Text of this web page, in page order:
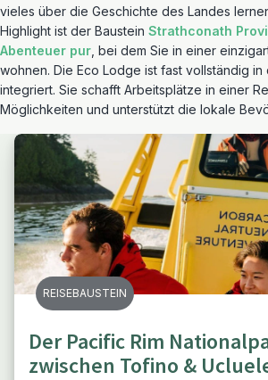
vieles über die Geschichte des Landes
Highlight ist der Baustein Strathconath
Abenteuer pur , bei dem Sie in einer
wohnen. Die Eco Lodge ist fast vollständig
integriert. Sie schafft Arbeitsplätze in einer
Möglichkeiten und unterstützt die lokale
REISEBAUSTEIN
Der Pacific Rim
zwischen Tofino &